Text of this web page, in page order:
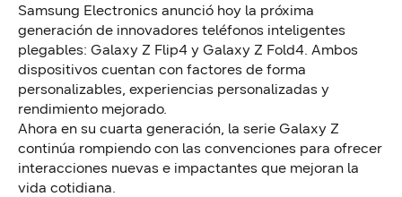
Samsung Electronics anunció hoy la próxima
generación de innovadores teléfonos inteligentes
plegables: Galaxy Z Flip4 y Galaxy Z Fold4. Ambos
dispositivos cuentan con factores de forma
personalizables, experiencias personalizadas y
rendimiento mejorado.
Ahora en su cuarta generación, la serie Galaxy Z
continúa rompiendo con las convenciones para ofrecer
interacciones nuevas e impactantes que mejoran la
vida cotidiana.